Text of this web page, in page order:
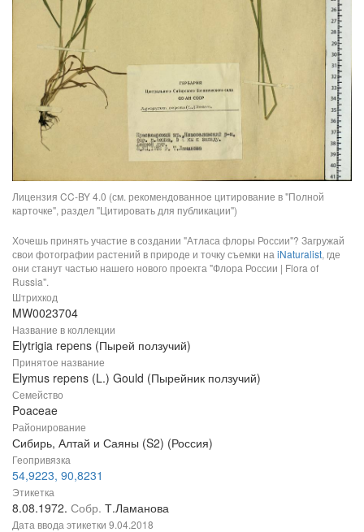
Лицензия CC-BY 4.0 (см. рекомендованное цитирование в "Полной
карточке", раздел "Цитировать для публикации")
Хочешь принять участие в создании "Атласа флоры России"? Загружай
свои фотографии растений в природе и точку съемки на iNaturalist, где
они станут частью нашего нового проекта "Флора России | Flora of
Russia".
Штрихкод
MW0023704
Название в коллекции
Elytrigia repens (Пырей ползучий)
Принятое название
Elymus repens (L.) Gould (Пырейник ползучий)
Семейство
Poaceae
Районирование
Сибирь, Алтай и Саяны (S2) (Россия)
Геопривязка
54,9223, 90,8231
Этикетка
8.08.1972. Собр. Т.Ламанова
Дата ввода этикетки 9.04.2018